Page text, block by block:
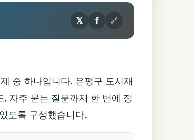
𝕏 f 🔗
중 하나입니다. 은평구 도시재
자주 묻는 질문까지 한 번에 정
도록 구성했습니다.